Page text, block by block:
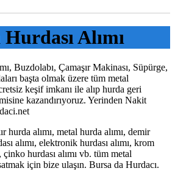
Alımı
Buzdolabı, Çamaşır Makinası, Süpürge,
başta olmak üzere tüm metal
keşif imkanı ile alıp hurda geri
kazandırıyoruz. Yerinden Nakit
hurda alımı, metal hurda alımı, demir
alımı, elektronik hurdası alımı, krom
çinko hurdası alımı vb. tüm metal
için bize ulaşın. Bursa da Hurdacı.